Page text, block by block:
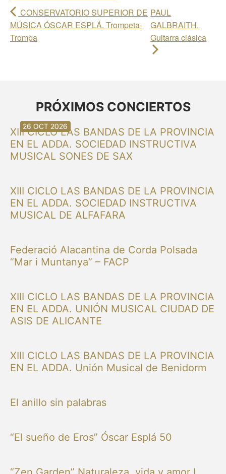
CONSERVATORIO SUPERIOR DE
MÚSICA ÓSCAR ESPLÁ. Trompeta-
Trompa
PAUL
GALBRAITH.
Guitarra clásica
PRÓXIMOS CONCIERTOS
XIII CICLO LAS BANDAS DE LA PROVINCIA
EN EL ADDA. SOCIEDAD INSTRUCTIVA
MUSICAL SONES DE SAX
30 AGO 2026
XIII CICLO LAS BANDAS DE LA PROVINCIA
EN EL ADDA. SOCIEDAD INSTRUCTIVA
MUSICAL DE ALFAFARA
30 AGO 2026
Federació Alacantina de Corda Polsada
“Mar i Muntanya” – FACP
13 SEP 2026
XIII CICLO LAS BANDAS DE LA PROVINCIA
EN EL ADDA. UNIÓN MUSICAL CIUDAD DE
ASIS DE ALICANTE
20 SEP 2026
XIII CICLO LAS BANDAS DE LA PROVINCIA
EN EL ADDA. Unión Musical de Benidorm
20 SEP 2026
El anillo sin palabras
26 SEP 2026
“El sueño de Eros” Óscar Esplá 50
03 OCT 2026
16 OCT 2026
26 OCT 2026